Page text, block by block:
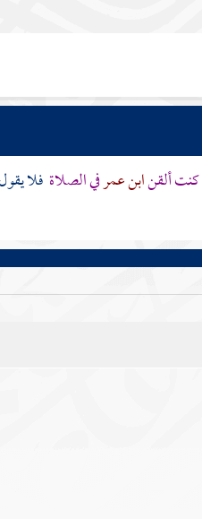
كنت ألقنابن عمرفي الصلاةفلا